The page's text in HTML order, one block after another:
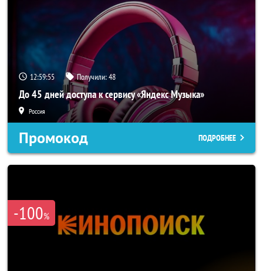
12:59:52 Получили:48
До 45 дней доступа к сервису «Яндекс Музыка»
Россия
Промокод ПОДРОБНЕЕ
-100%